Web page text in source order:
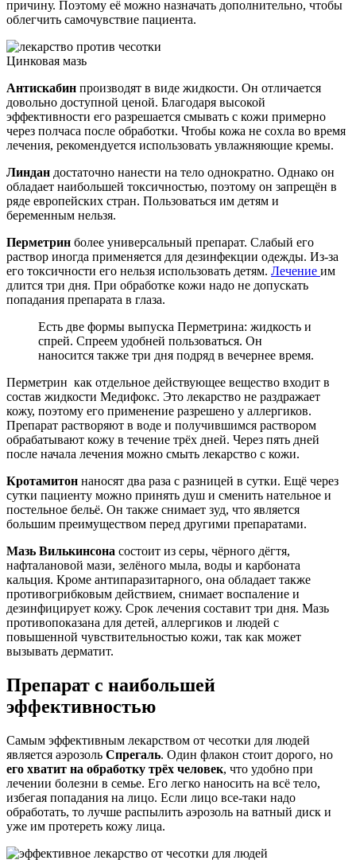
причину. Поэтому её можно назначать дополнительно, чтобы
облегчить самочувствие пациента.
Цинковая мазь
Антискабин производят в виде жидкости. Он отличается
довольно доступной ценой. Благодаря высокой
эффективности его разрешается смывать с кожи примерно
через полчаса после обработки. Чтобы кожа не сохла во время
лечения, рекомендуется использовать увлажняющие кремы.
Линдан достаточно нанести на тело однократно. Однако он
обладает наибольшей токсичностью, поэтому он запрещён в
ряде европейских стран. Пользоваться им детям и
беременным нельзя.
Перметрин более универсальный препарат. Слабый его
раствор иногда применяется для дезинфекции одежды. Из-за
его токсичности его нельзя использовать детям. Лечение им
длится три дня. При обработке кожи надо не допускать
попадания препарата в глаза.
Есть две формы выпуска Перметрина: жидкость и
спрей. Спреем удобней пользоваться. Он
наносится также три дня подряд в вечернее время.
Перметрин как отдельное действующее вещество входит в
состав жидкости Медифокс. Это лекарство не раздражает
кожу, поэтому его применение разрешено у аллергиков.
Препарат растворяют в воде и получившимся раствором
обрабатывают кожу в течение трёх дней. Через пять дней
после начала лечения можно смыть лекарство с кожи.
Кротамитон наносят два раза с разницей в сутки. Ещё через
сутки пациенту можно принять душ и сменить нательное и
постельное бельё. Он также снимает зуд, что является
большим преимуществом перед другими препаратами.
Мазь Вилькинсона состоит из серы, чёрного дёгтя,
нафталановой мази, зелёного мыла, воды и карбоната
кальция. Кроме антипаразитарного, она обладает также
противогрибковым действием, снимает воспаление и
дезинфицирует кожу. Срок лечения составит три дня. Мазь
противопоказана для детей, аллергиков и людей с
повышенной чувствительностью кожи, так как может
вызывать дерматит.
Препарат с наибольшей
эффективностью
Самым эффективным лекарством от чесотки для людей
является аэрозоль Спрегаль. Один флакон стоит дорого, но
его хватит на обработку трёх человек, что удобно при
лечении болезни в семье. Его легко наносить на всё тело,
избегая попадания на лицо. Если лицо все-таки надо
обработать, то лучше распылить аэрозоль на ватный диск и
уже им протереть кожу лица.